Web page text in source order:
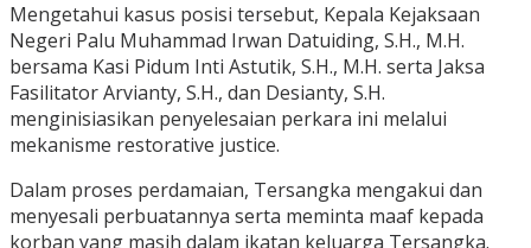
Mengetahui kasus posisi tersebut, Kepala Kejaksaan
Negeri Palu Muhammad Irwan Datuiding, S.H., M.H.
bersama Kasi Pidum Inti Astutik, S.H., M.H. serta Jaksa
Fasilitator Arvianty, S.H., dan Desianty, S.H.
menginisiasikan penyelesaian perkara ini melalui
mekanisme restorative justice.
Dalam proses perdamaian, Tersangka mengakui dan
menyesali perbuatannya serta meminta maaf kepada
korban yang masih dalam ikatan keluarga Tersangka.